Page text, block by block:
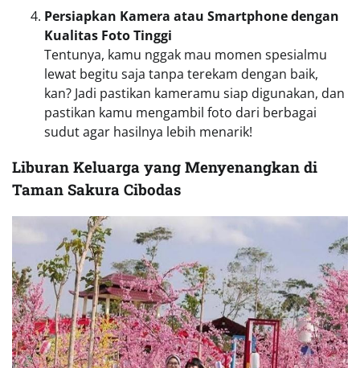
Persiapkan Kamera atau Smartphone dengan
Kualitas Foto Tinggi
Tentunya, kamu nggak mau momen spesialmu
lewat begitu saja tanpa terekam dengan baik,
kan? Jadi pastikan kameramu siap digunakan, dan
pastikan kamu mengambil foto dari berbagai
sudut agar hasilnya lebih menarik!
Liburan Keluarga yang Menyenangkan di
Taman Sakura Cibodas